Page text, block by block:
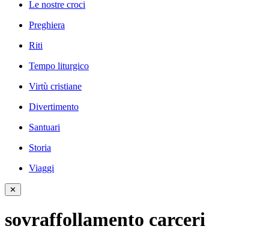
Le nostre croci
Preghiera
Riti
Tempo liturgico
Virtù cristiane
Divertimento
Santuari
Storia
Viaggi
✕
sovraffollamento carceri